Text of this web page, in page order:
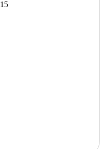
15